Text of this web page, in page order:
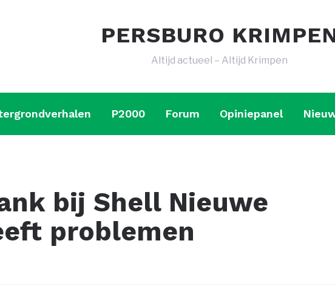
PERSBURO
Altijd actueel – Altijd Krimpen
P2000 Forum Opiniepanel
bij Shell Nieuwe
problemen